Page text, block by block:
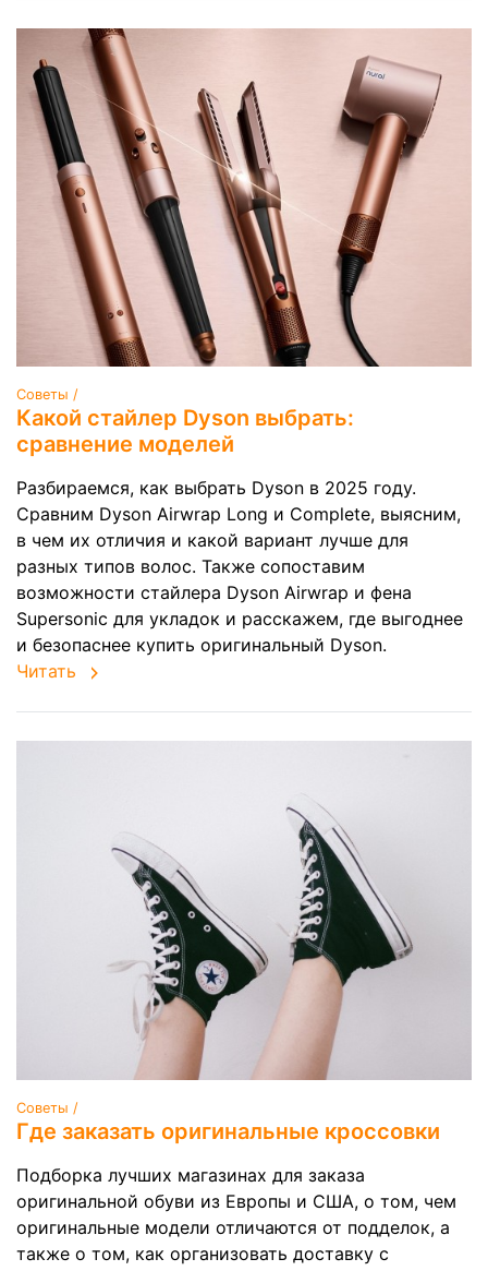
Советы /
Какой стайлер Dyson выбрать:
сравнение моделей
Разбираемся, как выбрать Dyson в 2025 году.
Сравним Dyson Airwrap Long и Complete, выясним,
в чем их отличия и какой вариант лучше для
разных типов волос. Также сопоставим
возможности стайлера Dyson Airwrap и фена
Supersonic для укладок и расскажем, где выгоднее
и безопаснее купить оригинальный Dyson.
Читать
Советы /
Где заказать оригинальные кроссовки
Подборка лучших магазинах для заказа
оригинальной обуви из Европы и США, о том, чем
оригинальные модели отличаются от подделок, а
также о том, как организовать доставку с